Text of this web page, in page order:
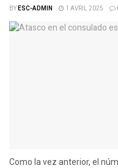
BYESC-ADMIN 1 AVRIL 2025
Como la vez anterior, el